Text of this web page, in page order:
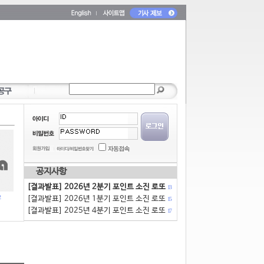
공지사항
[결과발표] 2026년 2분기 포인트 소진 로또 13
[결과발표] 2026년 1분기 포인트 소진 로또 15
[결과발표] 2025년 4분기 포인트 소진 로또 17